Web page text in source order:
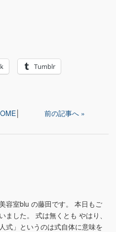
Tumblr
│ 前の記事へ »
容室blu の藤田です。 本日もご
ました。 式は無くとも やはり、
式」というのは式自体に意味を